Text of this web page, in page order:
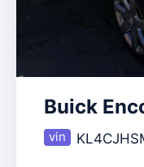
Buick